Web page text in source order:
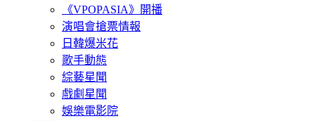
《VPOPASIA》開播
演唱會搶票情報
日韓爆米花
歌手動態
綜藝星聞
戲劇星聞
娛樂電影院